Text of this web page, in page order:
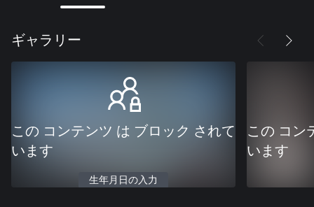
ギャラリー
この コンテンツ は ブロック されて
います
生年月日の入力
この コン
います